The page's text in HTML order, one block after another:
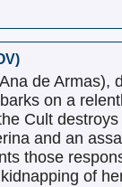
de Armas),
on a
Cult
and an
those
of